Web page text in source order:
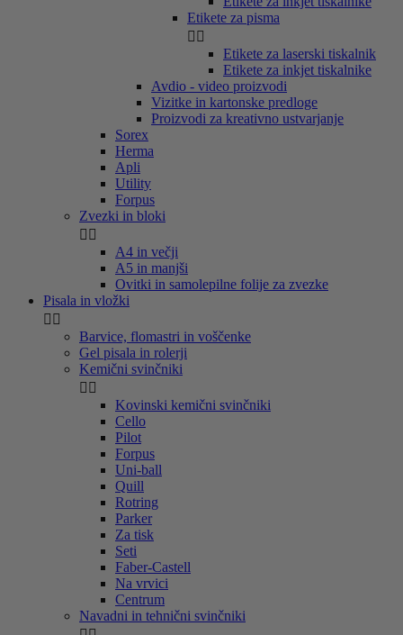
Etikete za pisma
 
Etikete za laserski tiskalnik
Etikete za inkjet tiskalnike
Avdio - video proizvodi
Vizitke in kartonske predloge
Proizvodi za kreativno ustvarjanje
Sorex
Herma
Apli
Utility
Forpus
Zvezki in bloki
 
A4 in večji
A5 in manjši
Ovitki in samolepilne folije za zvezke
Pisala in vložki
 
Barvice, flomastri in voščenke
Gel pisala in rolerji
Kemični svinčniki
 
Kovinski kemični svinčniki
Cello
Pilot
Forpus
Uni-ball
Quill
Rotring
Parker
Za tisk
Seti
Faber-Castell
Na vrvici
Centrum
Navadni in tehnični svinčniki